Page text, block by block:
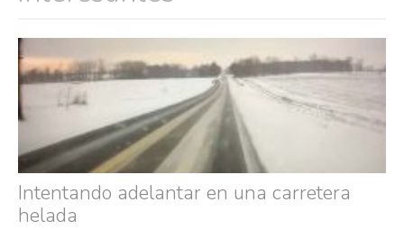
Intentando adelantar en una carretera
helada